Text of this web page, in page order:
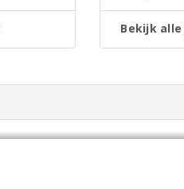
Bekijk alle